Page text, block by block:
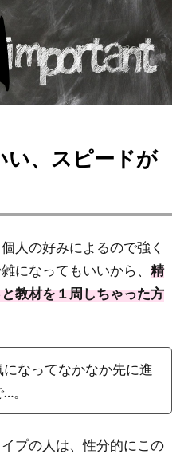
い、スピードが
人の好みによるので強く
になってもいいから、 精
教材を１周しちゃった方
なってなかなか先に進
。
プの人は、性分的にこの